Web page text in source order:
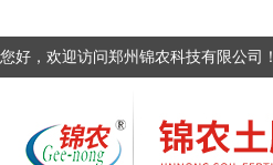
您好，欢迎访问郑州锦农科技有限公司！